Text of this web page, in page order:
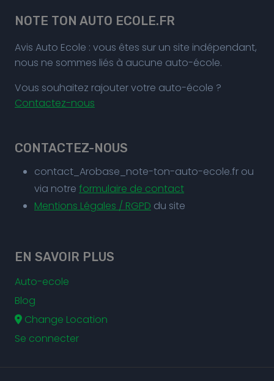
NOTE TON AUTO ECOLE.FR
Avis Auto Ecole : vous êtes sur un site indépendant,
nous ne sommes liés à aucune auto-école.
Vous souhaitez rajouter votre auto-école ?
Contactez-nous
CONTACTEZ-NOUS
contact_Arobase_note-ton-auto-ecole.fr ou
via notre formulaire de contact
Mentions Légales / RGPD du site
EN SAVOIR PLUS
Auto-ecole
Blog
Change Location
Se connecter